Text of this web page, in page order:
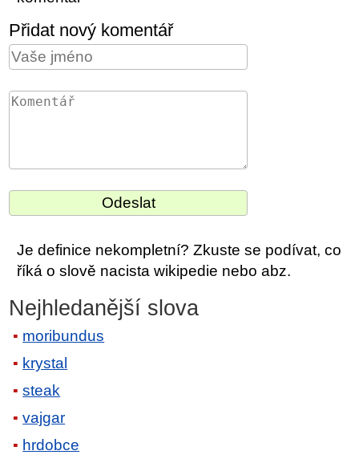
Přidat nový komentář
Je definice nekompletní? Zkuste se podívat, co
říká o slově nacista wikipedie nebo abz.
Nejhledanější slova
moribundus
krystal
steak
vajgar
hrdobce